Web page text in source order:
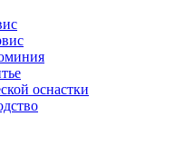
оснастки